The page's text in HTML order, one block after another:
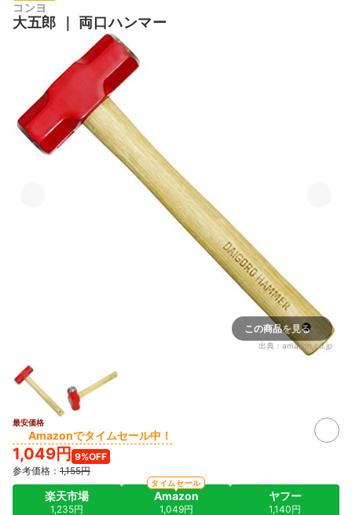
コンヨ
大五郎 両口ハンマー
この商品を見る
出典： amazon.co.jp
最安価格
Amazonでタイムセール中！
1,049円 9%OFF
参考価格： 1,155円
楽天市場
1,235円
Amazon
1,049円
タイムセール
ヤフー
1,140円